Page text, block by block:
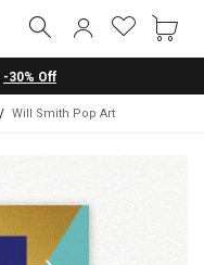
-30% Off
Will Smith Pop Art